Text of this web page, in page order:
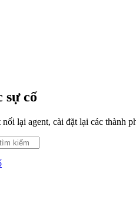
sự cố
lại agent, cài đặt lại các thành